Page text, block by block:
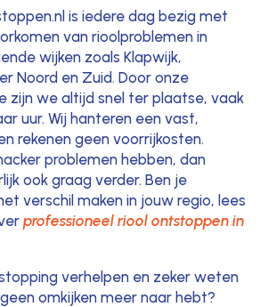
is iedere dag bezig met
van rioolproblemen in
wijken zoals Klapwijk,
Noord en Zuid. Door onze
zijn we altijd snel ter plaatse, vaak
uur. Wij hanteren een vast,
rekenen geen voorrijkosten.
problemen hebben, dan
ook graag verder. Ben je
verschil maken in jouw regio, lees
professioneel riool ontstoppen in
verhelpen en zeker weten
omkijken meer naar hebt?